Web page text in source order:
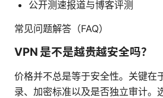
公开测速报道与博客评测
常见问题解答（FAQ）
VPN 是不是越贵越安全吗？
价格并不总是等于安全性。关键在
录、加密标准以及是否独立审计。